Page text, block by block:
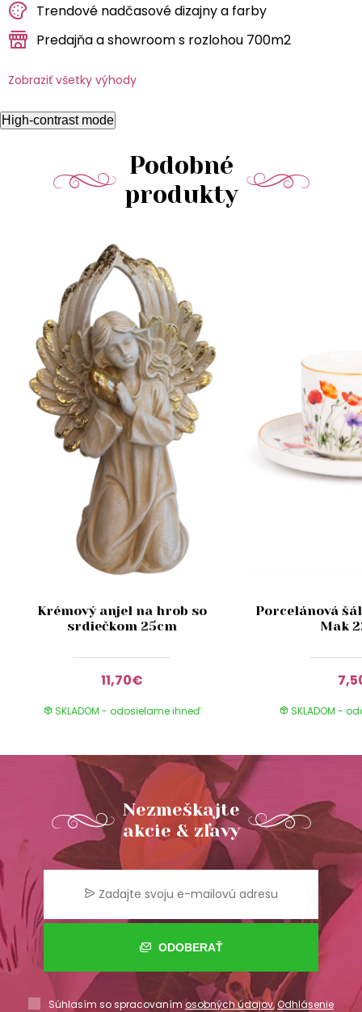
Trendové nadčasové dizajny a farby
Predajňa a showroom s rozlohou 700m2
Zobraziť všetky výhody
High-contrast mode
Podobné
produkty
Krémový anjel na hrob so
srdiečkom 25cm
11,70€
SKLADOM - odosielame ihneď
Porcelánová
Mak
SKLADOM -
Nezmeškajte
akcie & zľavy
ODOBERAŤ
Súhlasím so spracovaním osobných údajov,Odhlásenie